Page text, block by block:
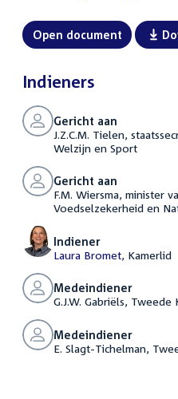
Open document
Indieners
Gericht aan
J.Z.C.M. Tielen,
Welzijn en Sport
Gericht aan
F.M. Wiersma, minister
Voedselzekerheid en
Indiener
Laura Bromet, Kamerlid
Medeindiener
G.J.W. Gabriëls, Tweede
Medeindiener
E. Slagt-Tichelman,